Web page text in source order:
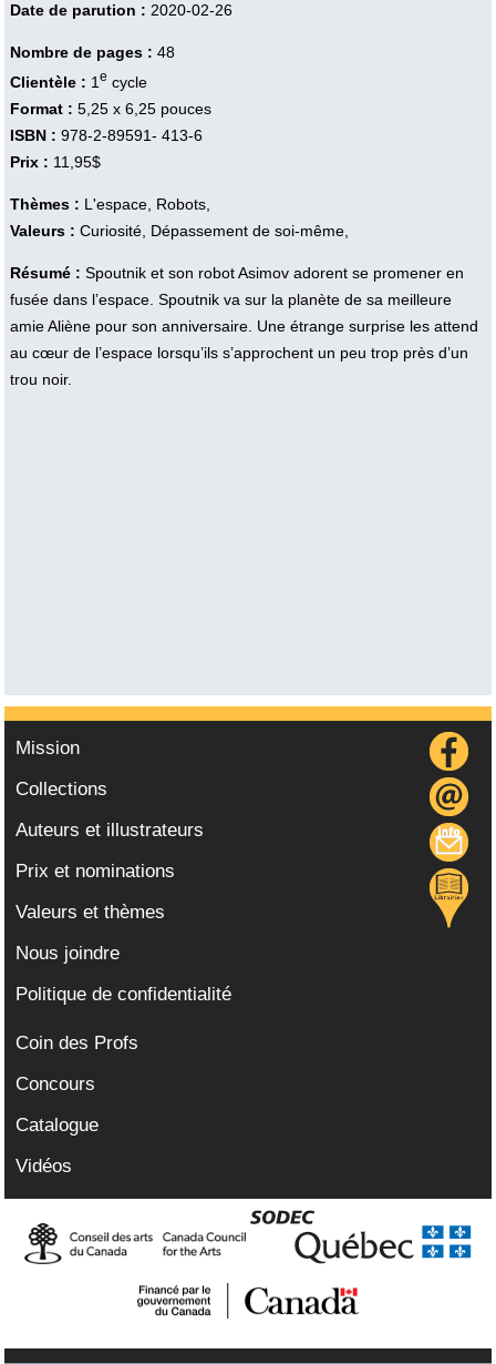
Date de parution : 2020-02-26
Nombre de pages : 48
Clientèle : 1 e cycle
Format : 5,25 x 6,25 pouces
ISBN : 978-2-89591- 413-6
Prix : 11,95$
Thèmes : L'espace, Robots,
Valeurs : Curiosité, Dépassement de soi-même,
Résumé : Spoutnik et son robot Asimov adorent se promener en
fusée dans l’espace. Spoutnik va sur la planète de sa meilleure
amie Aliène pour son anniversaire. Une étrange surprise les attend
au cœur de l’espace lorsqu’ils s’approchent un peu trop près d’un
trou noir.
Mission
Collections
Auteurs et illustrateurs
Prix et nominations
Valeurs et thèmes
Nous joindre
Politique de confidentialité
Coin des Profs
Concours
Catalogue
Vidéos